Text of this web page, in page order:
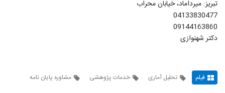
تبریز: میرداماد، خیابان محراب
04133830477
09144163860
دکتر شهنوازی
فیلم تحلیل آماری خدمات پژوهشی مشاوره پایان نامه